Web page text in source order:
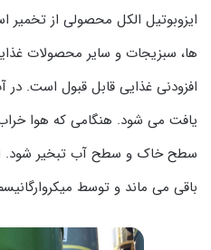
ایزوبوتیل الکل محصولی از تخمیر
ها، سبزیجات و سایر محصولات
افزودنی غذایی قابل قبول است.
یافت می شود. هنگامی که هوا
سطح خاک و سطح آب تبخیر شود.
باقی می ماند و توسط